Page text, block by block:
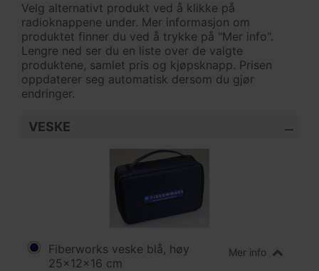
Velg alternativt produkt ved å klikke på
radioknappene under. Mer informasjon om
produktet finner du ved å trykke på "Mer info".
Lengre ned ser du en liste over de valgte
produktene, samlet pris og kjøpsknapp. Prisen
oppdaterer seg automatisk dersom du gjør
endringer.
VESKE
Fiberworks veske blå, høy
25x12x16 cm
Mer info